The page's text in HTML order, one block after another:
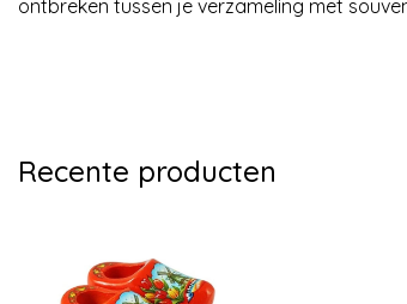
ontbreken tussen je verzameling met
Recente producten